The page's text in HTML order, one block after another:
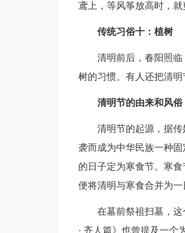
鸢上，等风筝放高时，
传统习俗十：植树
清明前后，春阳照
树的习惯。有人还把清明
清明节的由来和风俗
清明节的起源，据
袭而成为中华民族一种
的日子定为寒食节。寒
便将清明与寒食合并为一
在墓前祭祖扫墓，
· 齐人篇》也曾提及一个